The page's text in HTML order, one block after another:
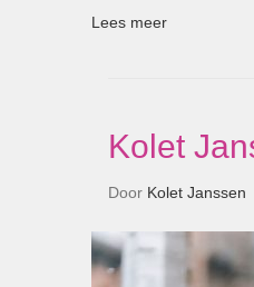
Lees meer
Kolet
Door Kolet Janssen